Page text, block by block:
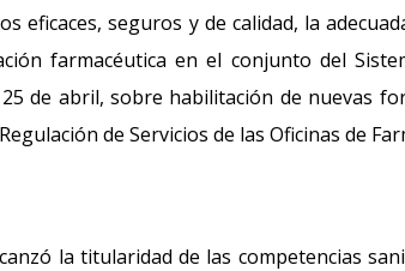
eficaces, seguros y de calidad, la
farmacéutica en el conjunto del
25 de abril, sobre habilitación de nuevas
de Servicios de las Oficinas de
la titularidad de las competencias